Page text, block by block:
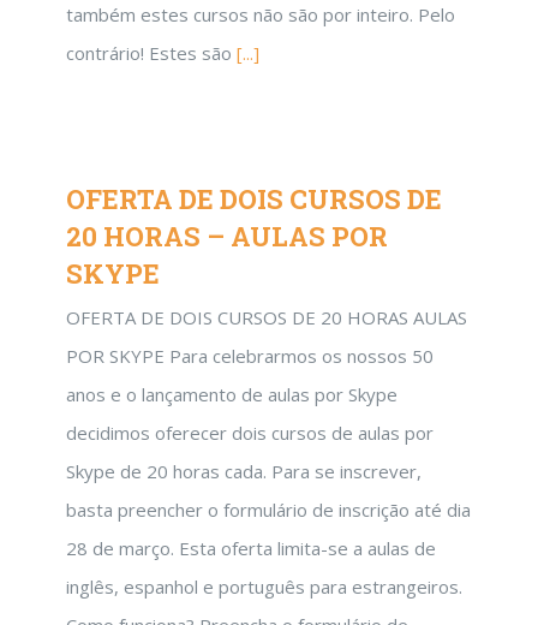
também estes cursos não são por inteiro. Pelo
contrário! Estes são [...]
OFERTA DE DOIS CURSOS DE
20 HORAS – AULAS POR
SKYPE
OFERTA DE DOIS CURSOS DE 20 HORAS AULAS
POR SKYPE Para celebrarmos os nossos 50
anos e o lançamento de aulas por Skype
decidimos oferecer dois cursos de aulas por
Skype de 20 horas cada. Para se inscrever,
basta preencher o formulário de inscrição até dia
28 de março. Esta oferta limita-se a aulas de
inglês, espanhol e português para estrangeiros.